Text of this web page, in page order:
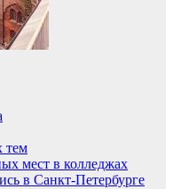
тем
мест в колледжах
в Санкт-Петербурге